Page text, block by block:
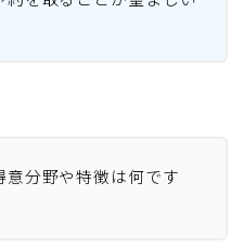
分野や特徴は何です